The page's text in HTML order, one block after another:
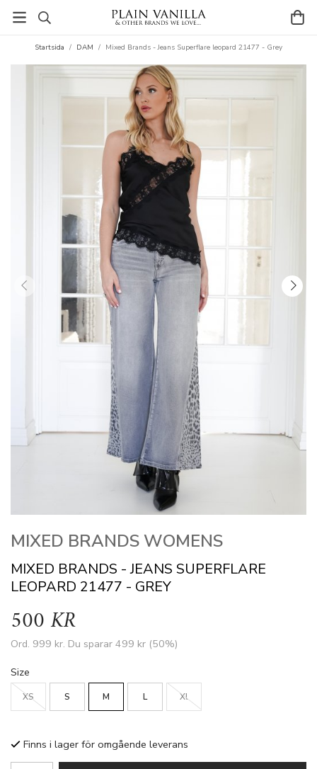
Startsida / DAM / Mixed Brands - Jeans Superflare leopard 21477 - Grey
MIXED BRANDS WOMENS
MIXED BRANDS - JEANS SUPERFLARE
LEOPARD 21477 - GREY
500 KR
Ord. 999 kr. Du sparar 499 kr (50%)
Size
XS S M L Xl
Finns i lager för omgående leverans